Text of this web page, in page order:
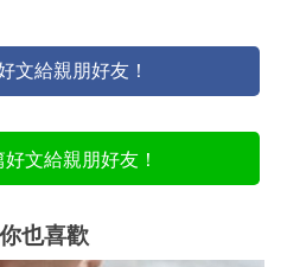
文給親朋好友！
文給親朋好友！
也喜歡